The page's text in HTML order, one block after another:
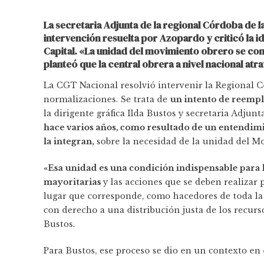
La secretaria Adjunta de la regional Córdoba de
intervención resuelta por Azopardo y criticó la
Capital. «La unidad del movimiento obrero se
planteó que la central obrera a nivel nacional
La CGT Nacional resolvió intervenir la Regional
normalizaciones. Se trata de un intento de
la dirigente gráfica Ilda Bustos y secretaria
hace varios años, como resultado de un
la integran, sobre la necesidad de la unidad del
«Esa unidad es una condición indispensable
mayoritarias y las acciones que se deben realizar
lugar que corresponde, como hacedores de toda
con derecho a una distribución justa de los
Bustos.
Para Bustos, ese proceso se dio en un contexto en